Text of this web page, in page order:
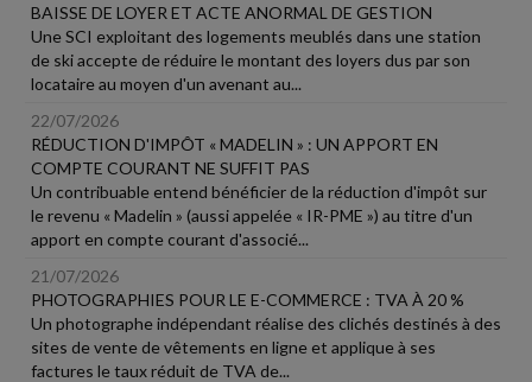
BAISSE DE LOYER ET ACTE ANORMAL DE GESTION
Une SCI exploitant des logements meublés dans une station
de ski accepte de réduire le montant des loyers dus par son
locataire au moyen d'un avenant au...
22/07/2026
RÉDUCTION D'IMPÔT « MADELIN » : UN APPORT EN
COMPTE COURANT NE SUFFIT PAS
Un contribuable entend bénéficier de la réduction d'impôt sur
le revenu « Madelin » (aussi appelée « IR-PME ») au titre d'un
apport en compte courant d'associé...
21/07/2026
PHOTOGRAPHIES POUR LE E-COMMERCE : TVA À 20 %
Un photographe indépendant réalise des clichés destinés à des
sites de vente de vêtements en ligne et applique à ses
factures le taux réduit de TVA de...